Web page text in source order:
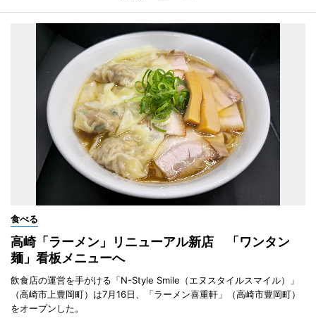
食べる
高崎「ラーメン」リニューアル新店 「ワンタン
麺」看板メニューへ
飲食店の運営を手がける「N-Style Smile（エヌスタイルスマイル）」
（高崎市上豊岡町）は7月16日、「ラーメン喜重軒」（高崎市豊岡町）
をオープンした。